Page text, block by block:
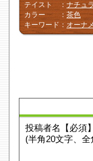
テイスト ： ナチュ
カラー
： 茶色
キーワード ： オーナ
投稿者名【必須】
(半角20文字、